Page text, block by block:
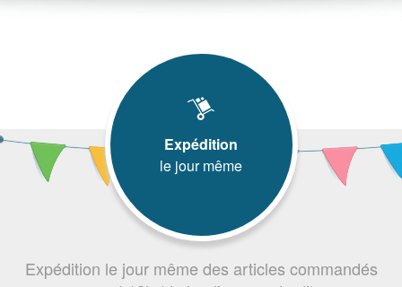
Expédition
le jour même
Expédition le jour même des articles commandés